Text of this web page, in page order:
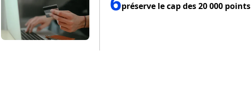
préserve le cap des 20 000 points